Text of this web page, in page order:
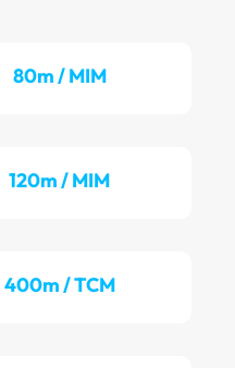
80m / MIM
120m / MIM
400m / TCM